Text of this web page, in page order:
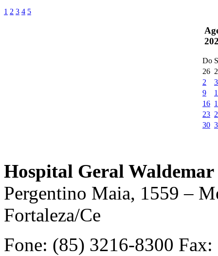
1 2 3 4 5
Do
26
2
3
9
16
23
30
Hospital Geral
Pergentino Maia, 1559 –
Fortaleza/Ce
Fone: (85) 3216-8300